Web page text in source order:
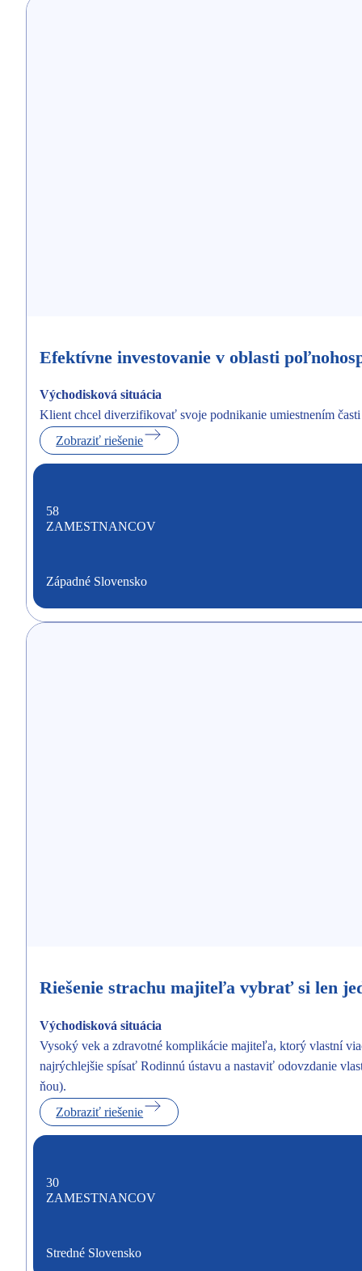
Efektívne investovanie v oblasti
Východisková situácia
Klient chcel diverzifikovať svoje podnikanie umiestnením
Zobraziť riešenie
58
ZAMESTNANCOV
Západné Slovensko
Riešenie strachu majiteľa vybrať si len
Východisková situácia
Vysoký vek a zdravotné komplikácie majiteľa, ktorý vlastní
najrýchlejšie spísať Rodinnú ústavu a nastaviť odovzdanie
ňou).
Zobraziť riešenie
30
ZAMESTNANCOV
Stredné Slovensko